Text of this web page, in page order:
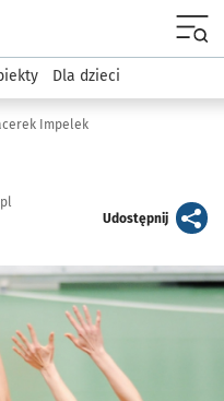
Sport i rekreacja
Dla dzieci
Impelek
Udostępnijartykuł